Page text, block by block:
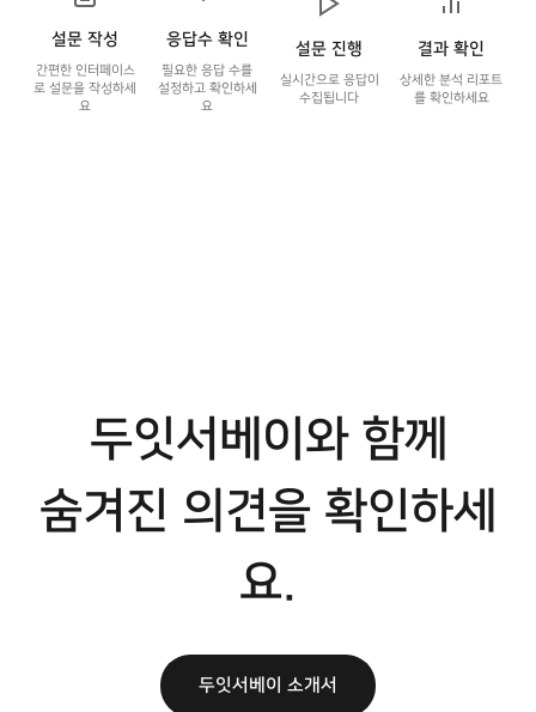
설문 작성
간편한 인터페이스
로 설문을 작성하세
요
응답수 확인
필요한 응답 수를
설정하고 확인하세
요
설문 진행
실시간으로 응답이
수집됩니다
결과 확인
상세한 분석 리포트
를 확인하세요
두잇서베이와 함께
숨겨진 의견을 확인하세
요.
두잇서베이 소개서